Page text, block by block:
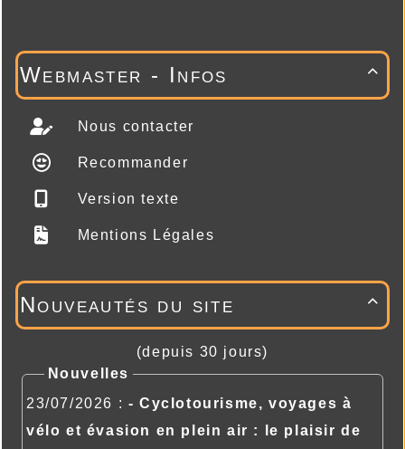

Webmaster - Infos
Nous contacter
Recommander
Version texte
Mentions Légales

Nouveautés du site
(depuis 30 jours)
Nouvelles
23/07/2026 : - Cyclotourisme, voyages à
vélo et évasion en plein air : le plaisir de